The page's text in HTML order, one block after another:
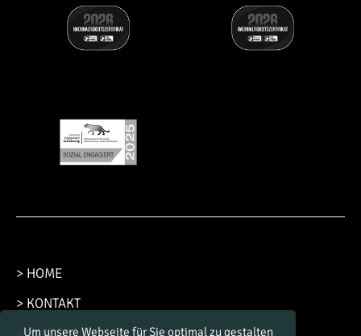
Um unsere Webseite für Sie optimal zu gestalten
> HOME
> KONTAKT